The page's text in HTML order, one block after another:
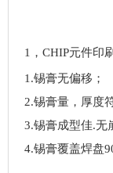
1，CHIP元件印
1.锡膏无偏移；
2.锡膏量，厚度
3.锡膏成型佳.无
4.锡膏覆盖焊盘